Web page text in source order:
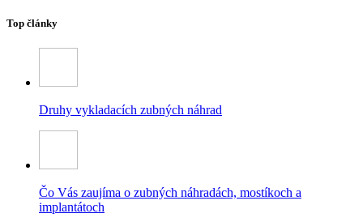
Top články
Druhy vykladacích zubných náhrad
Čo Vás zaujíma o zubných náhradách, mostíkoch a
implantátoch